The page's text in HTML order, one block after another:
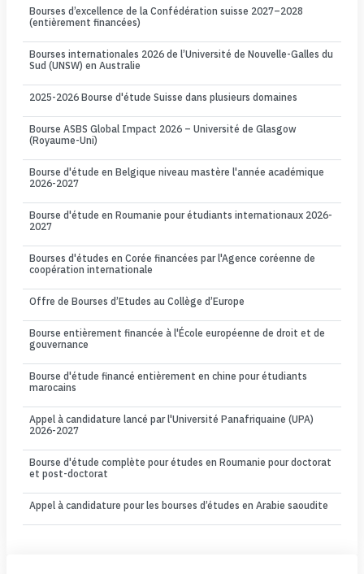
Bourses d’excellence de la Confédération suisse 2027–2028
(entièrement financées)
Bourses internationales 2026 de l’Université de Nouvelle-Galles du
Sud (UNSW) en Australie
2025-2026 Bourse d'étude Suisse dans plusieurs domaines
Bourse ASBS Global Impact 2026 – Université de Glasgow
(Royaume-Uni)
Bourse d'étude en Belgique niveau mastère l'année académique
2026-2027
Bourse d'étude en Roumanie pour étudiants internationaux 2026-
2027
Bourses d'études en Corée financées par l'Agence coréenne de
coopération internationale
Offre de Bourses d’Etudes au Collège d’Europe
Bourse entièrement financée à l'École européenne de droit et de
gouvernance
Bourse d'étude financé entièrement en chine pour étudiants
marocains
Appel à candidature lancé par l'Université Panafriquaine (UPA)
2026-2027
Bourse d'étude complète pour études en Roumanie pour doctorat
et post-doctorat
Appel à candidature pour les bourses d’études en Arabie saoudite